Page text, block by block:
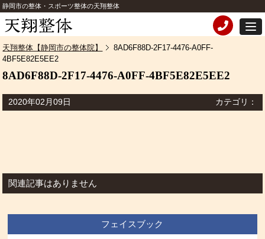
静岡市の整体・スポーツ整体の天翔整体
天翔整体【静岡市の整体院】
8AD6F88D-2F17-4476-A0FF-
4BF5E82E5EE2
8AD6F88D-2F17-4476-A0FF-4BF5E82E5EE2
2020年02月09日 カテゴリ：
関連記事はありません
フェイスブック